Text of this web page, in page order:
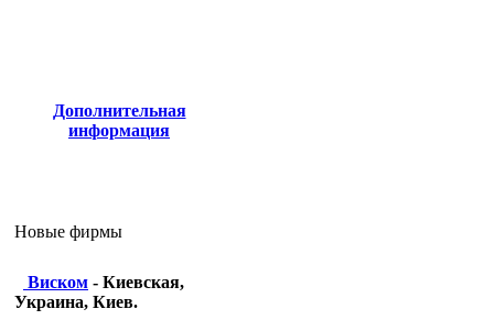
Дополнительная
информация
Новые фирмы
Виском - Киевская,
Украина, Киев.